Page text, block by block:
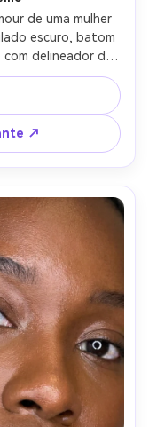
de uma mulher
escuro, batom
com delineador de
alado, base
dramática
em Canon R5
e ombros, foco
de campanha
4:5
↗